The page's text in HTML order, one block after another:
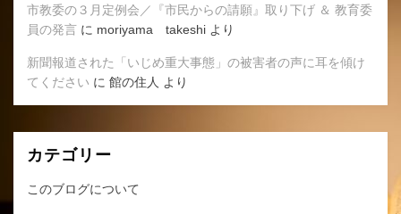
市教委の３月定例会／『市民からの請願』取り下げ ＆ 教育委
員の発言 に moriyama takeshi より
新聞報道された「いじめ重大事態」の被害者の声に耳を傾け
てください に 館の住人 より
カテゴリー
このブログについて